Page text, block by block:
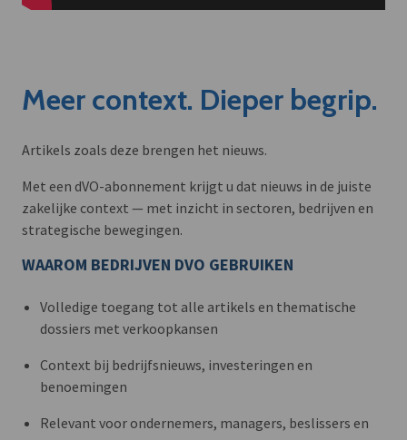
Meer context. Dieper begrip.
Artikels zoals deze brengen het nieuws.
Met een dVO-abonnement krijgt u dat nieuws in de juiste
zakelijke context — met inzicht in sectoren, bedrijven en
strategische bewegingen.
WAAROM BEDRIJVEN DVO GEBRUIKEN
Volledige toegang tot alle artikels en thematische
dossiers met verkoopkansen
Context bij bedrijfsnieuws, investeringen en
benoemingen
Relevant voor ondernemers, managers, beslissers en